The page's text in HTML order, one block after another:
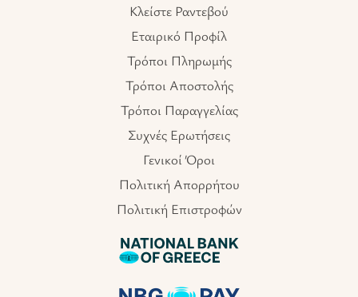
Κλείστε Ραντεβού
Εταιρικό Προφίλ
Τρόποι Πληρωμής
Τρόποι Αποστολής
Τρόποι Παραγγελίας
Συχνές Ερωτήσεις
Γενικοί Όροι
Πολιτική Απορρήτου
Πολιτική Επιστροφών